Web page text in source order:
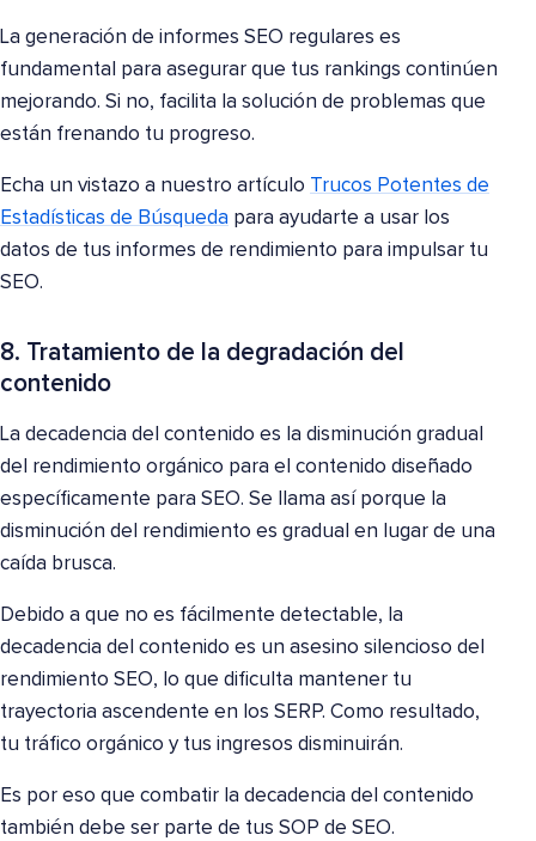
La generación de informes SEO regulares es
fundamental para asegurar que tus rankings continúen
mejorando. Si no, facilita la solución de problemas que
están frenando tu progreso.
Echa un vistazo a nuestro artículo Trucos Potentes de
Estadísticas de Búsqueda para ayudarte a usar los
datos de tus informes de rendimiento para impulsar tu
SEO.
8. Tratamiento de la degradación del
contenido
La decadencia del contenido es la disminución gradual
del rendimiento orgánico para el contenido diseñado
específicamente para SEO. Se llama así porque la
disminución del rendimiento es gradual en lugar de una
caída brusca.
Debido a que no es fácilmente detectable, la
decadencia del contenido es un asesino silencioso del
rendimiento SEO, lo que dificulta mantener tu
trayectoria ascendente en los SERP. Como resultado,
tu tráfico orgánico y tus ingresos disminuirán.
Es por eso que combatir la decadencia del contenido
también debe ser parte de tus SOP de SEO.